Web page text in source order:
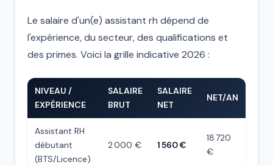
Le salaire d'un(e) assistant rh dépend de
l'expérience, du secteur, des qualifications et
des primes. Voici la grille indicative 2026 :
NIVEAU /
EXPÉRIENCE
SALAIRE
BRUT
SALAIRE
NET
NET/AN
Assistant RH
débutant
(BTS/Licence)
2 000 € 1 560 €
18 720
€